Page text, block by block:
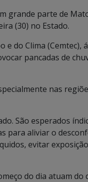
grande parte de
(30) no Estado.
do Clima (Cemtec),
pancadas de
nas
São esperados
para aliviar o
evitar
do dia atuam do